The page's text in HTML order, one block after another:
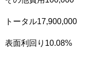
トータル17,900,000
表面利回り10.08%